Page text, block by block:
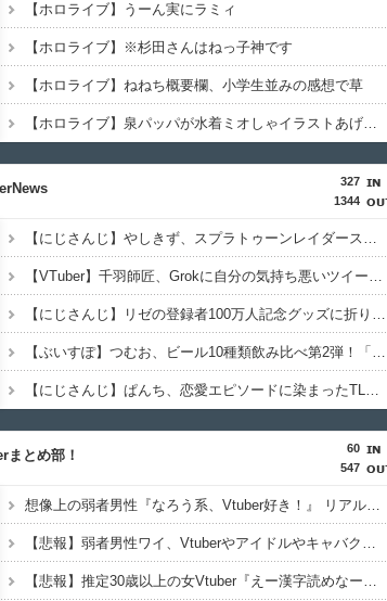
【ホロライブ】うーん実にラミィ
【ホロライブ】※杉田さんはねっ子神です
【ホロライブ】ねねち概要欄、小学生並みの感想で草
【ホロライブ】泉パッパが水着ミオしゃイラストあげとる
327
1344
【にじさんじ】やしきず、スプラトゥーンレイダース本編そっちのけで極悪ミニゲームを極めようとする
【VTuber】千羽師匠、Grokに自分の気持ち悪いツイート聞くやつやってるのかなって思ったら相手鴨神やんけ
【にじさんじ】リゼの登録者100万人記念グッズに折りたたみ傘『傘で草』『晴れてても雨降りそう』
【ぶいすぽ】つむお、ビール10種類飲み比べ第2弾！「最近は焼肉屋で最初にビールを頼むくらい好き」
【にじさんじ】ぱんち、恋愛エピソードに染まったTLを浄化へ「もっとネタツイとかが見たくて…」
60
547
まとめ部！
想像上の弱者男性『なろう系、Vtuber好き！』 リアル弱者男性『哲学、古典文学、世界史。(ﾒｶﾞﾈｸｲ)』
【悲報】弱者男性ワイ、Vtuberやアイドルやキャバクラに金を使いまくる奴が理解できない…
【悲報】推定30歳以上の女Vtuber『えー漢字読めなーいわかんなーい』 キッズリスナー『！？』